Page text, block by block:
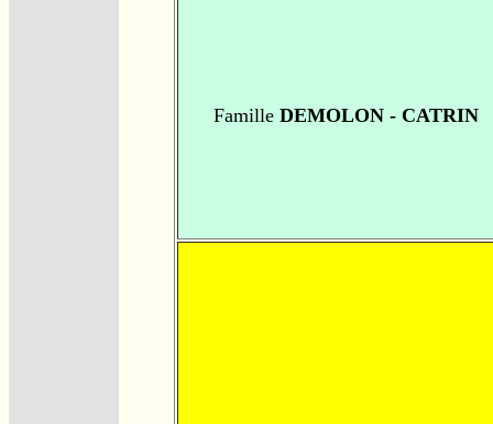
Famille DEMOLON - CATRIN